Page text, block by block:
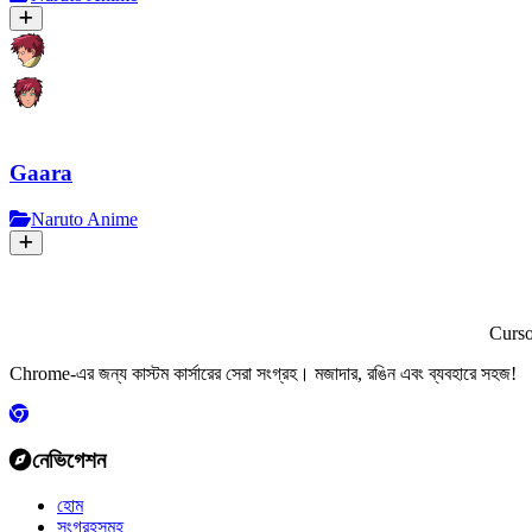
Gaara
Naruto Anime
Chrome-এর জন্য কাস্টম কার্সারের সেরা সংগ্রহ। মজাদার, রঙিন এবং ব্যবহারে সহজ!
নেভিগেশন
হোম
সংগ্রহসমূহ